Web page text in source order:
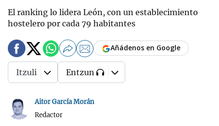
El ranking lo lidera León, con un establecimiento
hostelero por cada 79 habitantes
Aitor García Morán
Redactor
Añádenos en Google
Itzuli Entzun